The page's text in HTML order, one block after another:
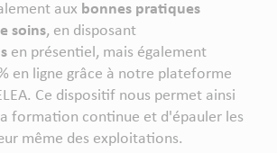
aux bonnes pratiques
soins, en disposant
en présentiel, mais également
en ligne grâce à notre plateforme
Ce dispositif nous permet ainsi
formation continue et d'épauler les
même des exploitations.